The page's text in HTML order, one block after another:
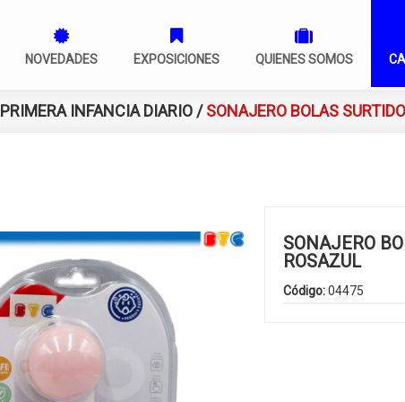
NOVEDADES EXPOSICIONES QUIENES SOMOS
PRIMERA INFANCIA DIARIO/SONAJERO BOLAS
SONAJERO
ROSAZUL
Código:04475